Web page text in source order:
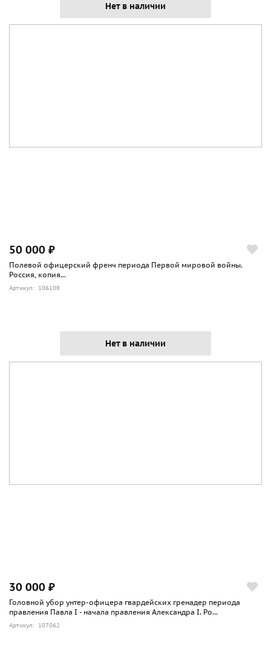
Нет в наличии
50 000 ₽
Полевой офицерский френч периода Первой мировой войны.
Россия, копия...
Артикул: 106108
Нет в наличии
30 000 ₽
Головной убор унтер-офицера гвардейских гренадер периода
правления Павла I - начала правления Александра I. Ро...
Артикул: 107062